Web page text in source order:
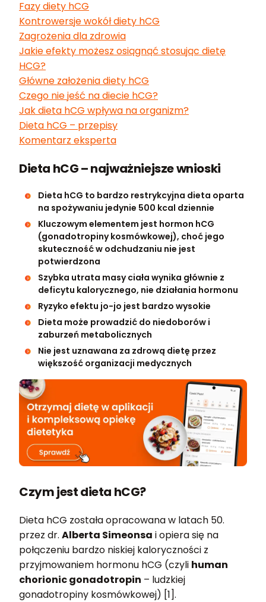
Fazy diety hCG
Kontrowersje wokół diety hCG
Zagrożenia dla zdrowia
Jakie efekty możesz osiągnąć stosując dietę
HCG?
Główne założenia diety hCG
Czego nie jeść na diecie hCG?
Jak dieta hCG wpływa na organizm?
Dieta hCG – przepisy
Komentarz eksperta
Dieta hCG – najważniejsze wnioski
Dieta hCG to bardzo restrykcyjna dieta oparta
na spożywaniu jedynie 500 kcal dziennie
Kluczowym elementem jest hormon hCG
(gonadotropiny kosmówkowej), choć jego
skuteczność w odchudzaniu nie jest
potwierdzona
Szybka utrata masy ciała wynika głównie z
deficytu kalorycznego, nie działania hormonu
Ryzyko efektu jo-jo jest bardzo wysokie
Dieta może prowadzić do niedoborów i
zaburzeń metabolicznych
Nie jest uznawana za zdrową dietę przez
większość organizacji medycznych
Czym jest dieta hCG?
Dieta hCG została opracowana w latach 50.
przez dr. Alberta Simeonsa i opiera się na
połączeniu bardzo niskiej kaloryczności z
przyjmowaniem hormonu hCG (czyli human
chorionic gonadotropin – ludzkiej
gonadotropiny kosmówkowej) [1].